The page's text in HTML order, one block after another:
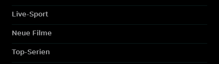
Live-Sport
Neue Filme
Top-Serien